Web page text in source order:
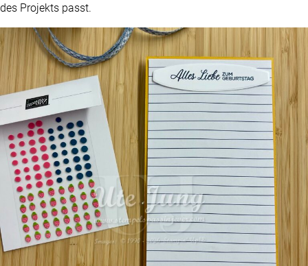
des Projekts passt.